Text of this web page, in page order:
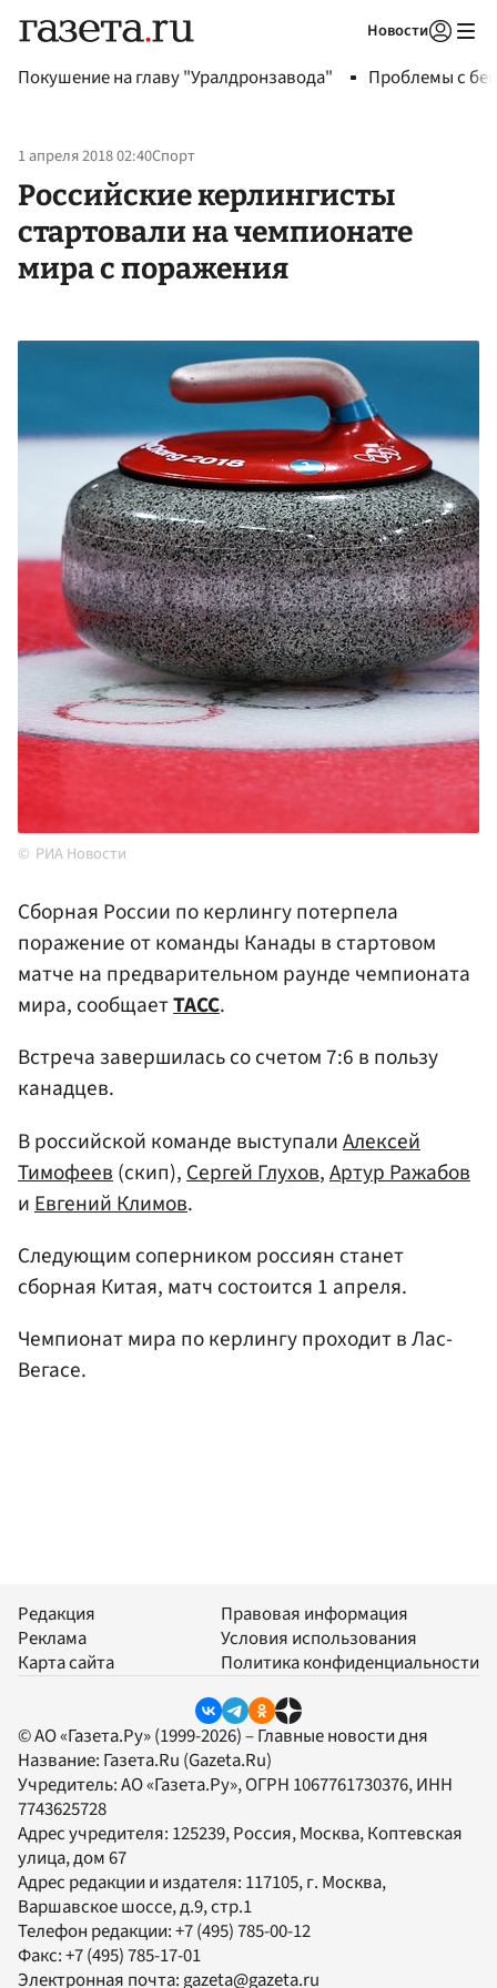
Новости
Покушение на главу "Уралдронзавода" Проблемы с
1 апреля 2018 02:40Спорт
Российские керлингисты
стартовали на чемпионате
мира с поражения
РИА Новости
Сборная России по керлингу потерпела
поражение от команды Канады в стартовом
матче на предварительном раунде чемпионата
мира, сообщаетТАСС.
Встреча завершилась со счетом 7:6 в пользу
канадцев.
В российской команде выступалиАлексей
Тимофеев (скип), Сергей Глухов,Артур Ражабов
и Евгений Климов.
Следующим соперником россиян станет
сборная Китая, матч состоится 1 апреля.
Чемпионат мира по керлингу проходит в Лас-
Вегасе.
Редакция
Реклама
Карта сайта
Правовая информация
Условия использования
Политика конфиденциальности
© АО «Газета.Ру» (1999-2026) – Главные новости дня
Название: Газета.Ru (Gazeta.Ru)
Учредитель:АО «Газета.Ру», ОГРН 1067761730376, ИНН
7743625728
Адрес учредителя: 125239, Россия, Москва, Коптевская
улица, дом 67
Адрес редакции и издателя: 117105, г. Москва,
Варшавское шоссе, д.9, стр.1
Телефон редакции:+7 (495) 785-00-12
Факс:+7 (495) 785-17-01
Электронная почта:gazeta@gazeta.ru